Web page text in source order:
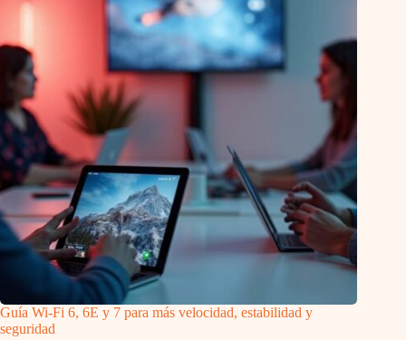
Guía Wi-Fi 6, 6E y 7 para más velocidad, estabilidad y
seguridad